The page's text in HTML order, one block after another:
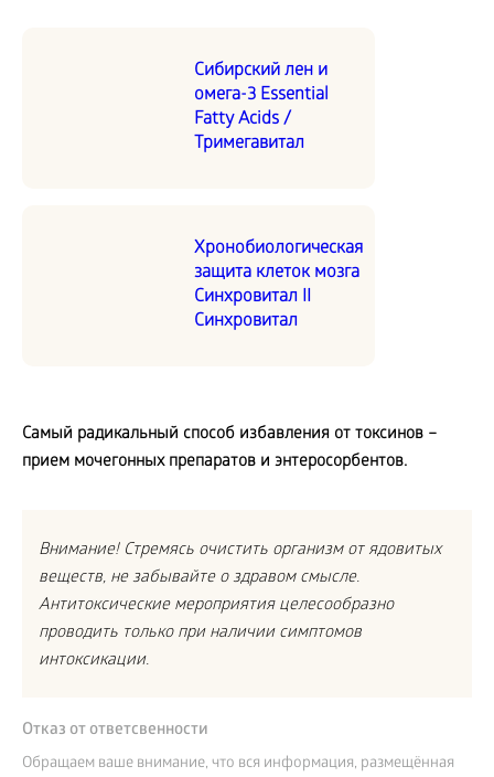
Сибирский лен и
омега-3 Essential
Fatty Acids /
Тримегавитал
Хронобиологическая
защита клеток мозга
Синхровитал II
Синхровитал
Самый радикальный способ избавления от токсинов –
прием мочегонных препаратов и энтеросорбентов.
Внимание! Стремясь очистить организм от ядовитых
веществ, не забывайте о здравом смысле.
Антитоксические мероприятия целесообразно
проводить только при наличии симптомов
интоксикации.
Отказ от ответсвенности
Обращаем ваше внимание, что вся информация, размещённая